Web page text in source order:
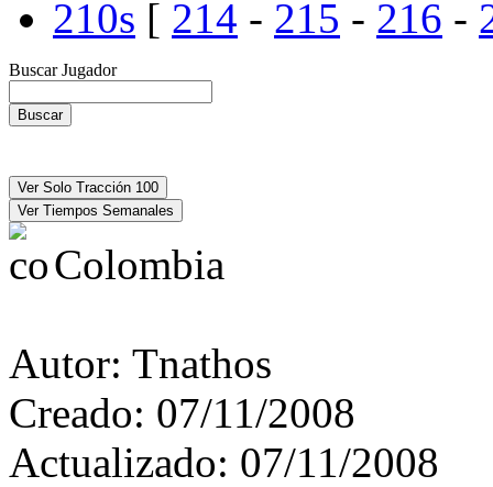
210s [ 214 - 215 - 216 -
Buscar Jugador
Colombia
Autor: Tnathos
Creado: 07/11/2008
Actualizado: 07/11/2008